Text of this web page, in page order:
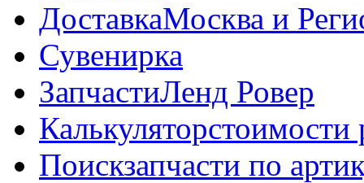
ДоставкаМосква и
Сувенирка
ЗапчастиЛенд Ровер
Калькуляторстоимости
Поискзапчасти по